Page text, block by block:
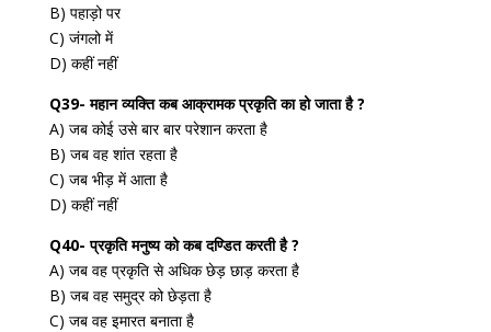
B) पहाड़ो पर
C) जंगलो में
D) कहीं नहीं
Q39- महान व्यक्ति कब आक्रामक प्रकृति का हो जाता है ?
A) जब कोई उसे बार बार परेशान करता है
B) जब वह शांत रहता है
C) जब भीड़ में आता है
D) कहीं नहीं
Q40- प्रकृति मनुष्य को कब दण्डित करती है ?
A) जब वह प्रकृति से अधिक छेड़ छाड़ करता है
B) जब वह समुद्र को छेड़ता है
C) जब वह इमारत बनाता है